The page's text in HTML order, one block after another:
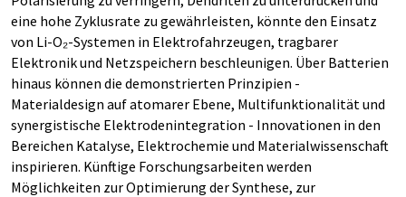
eine hohe Zyklusrate zu gewährleisten, könnte den Einsatz
von Li-O₂-Systemen in Elektrofahrzeugen, tragbarer
Elektronik und Netzspeichern beschleunigen. Über Batterien
hinaus können die demonstrierten Prinzipien -
Materialdesign auf atomarer Ebene, Multifunktionalität und
synergistische Elektrodenintegration - Innovationen in den
Bereichen Katalyse, Elektrochemie und Materialwissenschaft
inspirieren. Künftige Forschungsarbeiten werden
Möglichkeiten zur Optimierung der Synthese, zur